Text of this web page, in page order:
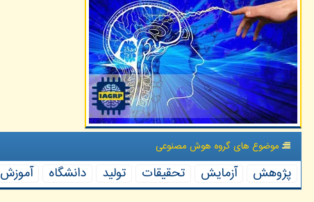
موضوع های گروه هوش مصنوعی
پژوهش آزمایش تحقیقات تولید دانشگاه آموزش